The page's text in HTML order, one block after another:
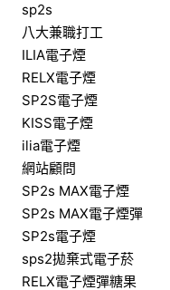
sp2s
八大兼職打工
ILIA電子煙
RELX電子煙
SP2S電子煙
KISS電子煙
ilia電子煙
網站顧問
SP2s MAX電子煙
SP2s MAX電子煙彈
SP2s電子煙
sps2拋棄式電子菸
RELX電子煙彈糖果